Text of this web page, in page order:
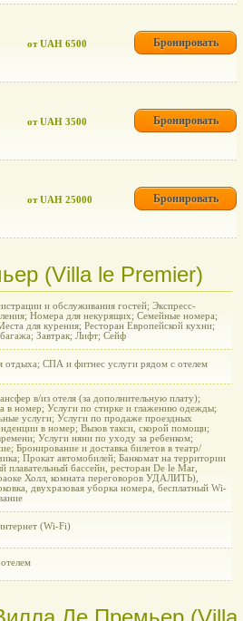
от UAH 6500 Бронировать
от UAH 3500 Бронировать
от UAH 25000 Бронировать
(Villa le Premier)
и обслуживания гостей; Экспресс-
Номера для некурящих; Семейные номера;
для курения; Ресторан Европейской кухни;
Завтрак; Лифт; Сейф
отдыха; СПА и фитнес услуги рядом с отелем
в/из отеля (за дополнительную плату);
в номер; Услуги по стирке и глажению одежды;
услуги; Услуги по продаже проездных
в номер; Вызов такси, скорой помощи;
Услуги няни по уходу за ребенком;
Бронирование и доставка билетов в театр/
Прокат автомобилей; Банкомат на территории
бассейн, ресторан De le Mar,
Холл, комната переговоров УДАЛИТЬ),
двухразовая уборка номера, бесплатный Wi-
(Wi-Fi)